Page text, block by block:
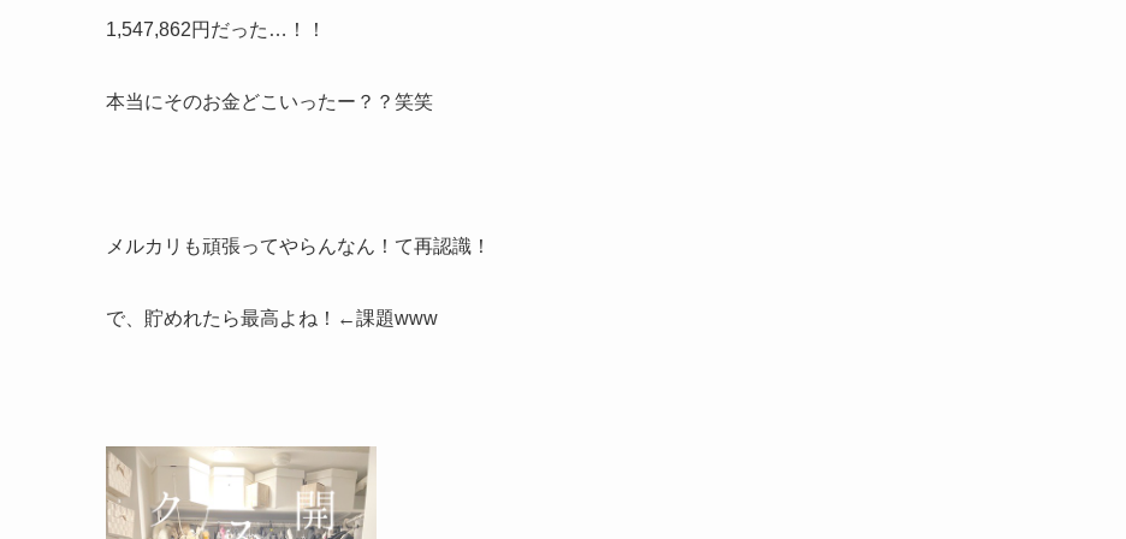
1,547,862円だった…！！
本当にそのお金どこいったー？？笑笑
メルカリも頑張ってやらんなん！て再認識！
で、貯めれたら最高よね！←課題www